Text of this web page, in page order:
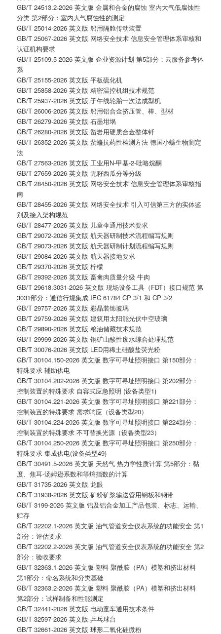
GB/T 24513.2-2026 英文版 金属和合金的腐蚀 室内大气低腐蚀性
分类 第2部分：室内大气腐蚀性的测定
GB/T 25014-2026 英文版 船用隔舱传动装置
GB/T 25067-2026 英文版 网络安全技术 信息安全管理体系审核和
认证机构要求
GB/T 25109.5-2026 英文版 企业资源计划 第5部分：云服务参考体
系
GB/T 25155-2026 英文版 平板硫化机
GB/T 25858-2026 英文版 精密温控机组技术规范
GB/T 25937-2026 英文版 子午线轮胎一次法成型机
GB/T 26006-2026 英文版 船用铝合金挤压管、棒、型材
GB/T 26279-2026 英文版 石墨坩埚
GB/T 26280-2026 英文版 凿岩用硬质合金整体钎
GB/T 26352-2026 英文版 蜚蠊抗药性检测方法 德国小蠊生物测定
法
GB/T 27563-2026 英文版 工业用N-甲基-2-吡咯烷酮
GB/T 27659-2026 英文版 无籽西瓜分等分级
GB/T 28450-2026 英文版 网络安全技术 信息安全管理体系审核指
南
GB/T 28455-2026 英文版 网络安全技术 引入可信第三方的实体鉴
别及接入架构规范
GB/T 28477-2026 英文版 儿童伞通用技术要求
GB/T 29072-2026 英文版 航天器研制技术流程编写规则
GB/T 29073-2026 英文版 航天器研制计划流程编写规则
GB/T 29084-2026 英文版 航天器接地要求
GB/T 29370-2026 英文版 柠檬
GB/T 29392-2026 英文版 畜禽肉质量分级 牛肉
GB/T 29618.3031-2026 英文版 现场设备工具（FDT）接口规范 第
3031部分：通信行规集成 IEC 61784 CP 3/1 和 CP 3/2
GB/T 29757-2026 英文版 彩晶装饰玻璃
GB/T 29759-2026 英文版 建筑用太阳能光伏中空玻璃
GB/T 29890-2026 英文版 粮油储藏技术规范
GB/T 29999-2026 英文版 铜矿山酸性废水综合处理规范
GB/T 30076-2026 英文版 LED用稀土硅酸盐荧光粉
GB/T 30104.150-2026 英文版 数字可寻址照明接口 第150部分：
特殊要求 辅助供电
GB/T 30104.202-2026 英文版 数字可寻址照明接口 第202部分：
控制装置的特殊要求 自容式应急照明 (设备类型1)
GB/T 30104.221-2026 英文版 数字可寻址照明接口 第221部分：
控制装置的特殊要求 需求响应（设备类型20）
GB/T 30104.224-2026 英文版 数字可寻址照明接口 第224部分：
控制装置的特殊要求 不可替换光源（设备类型23）
GB/T 30104.250-2026 英文版 数字可寻址照明接口 第250部分：
特殊要求 集成供电(设备类型49)
GB/T 30491.5-2026 英文版 天然气 热力学性质计算 第5部分：黏
度、焦耳-汤姆逊系数和等熵指数的计算
GB/T 31735-2026 英文版 龙眼
GB/T 31938-2026 英文版 矿粉矿浆输送管用钢板和钢带
GB/T 3199-2026 英文版 铝及铝合金加工产品包装、标志、运输、
贮存
GB/T 32202.1-2026 英文版 油气管道安全仪表系统的功能安全 第1
部分：评估要求
GB/T 32202.2-2026 英文版 油气管道安全仪表系统的功能安全 第2
部分：验收要求
GB/T 32363.1-2026 英文版 塑料 聚酰胺（PA）模塑和挤出材料
第1部分：命名系统和分类基础
GB/T 32363.2-2026 英文版 塑料 聚酰胺（PA）模塑和挤出材料
第2部分：试样制备和性能测定
GB/T 32441-2026 英文版 电动童车通用技术条件
GB/T 32597-2026 英文版 乒乓球台
GB/T 32661-2026 英文版 球形二氧化硅微粉